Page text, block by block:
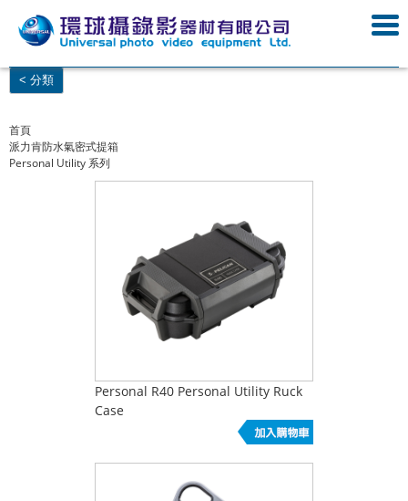
< 分類
首頁
派力肯防水氣密式提箱
Personal Utility 系列
Personal R40 Personal Utility Ruck
Case